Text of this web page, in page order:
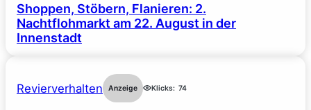
Shoppen, Stöbern, Flanieren: 2.
Nachtflohmarkt am 22. August in der
Innenstadt
Revierverhalten Anzeige Klicks: 74